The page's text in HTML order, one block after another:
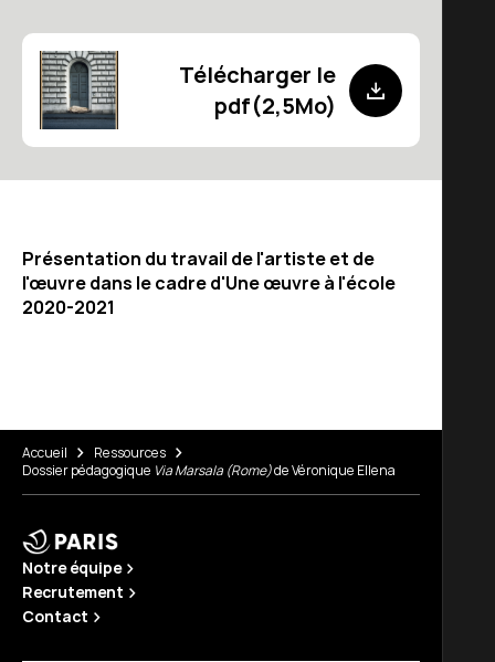
Télécharger le
pdf(2,5Mo)
Présentation du travail de l'artiste et de
l'œuvre dans le cadre d'Une œuvre à l'école
2020-2021
Accueil
Ressources
Dossier pédagogique Via Marsala (Rome)de Véronique Ellena
Notre équipe
Recrutement
Contact